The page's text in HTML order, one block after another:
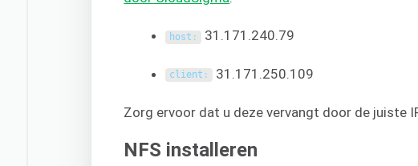
host : 31.171.240.79
client : 31.171.250.109
Zorg ervoor dat u deze vervangt door de juiste
NFS installeren